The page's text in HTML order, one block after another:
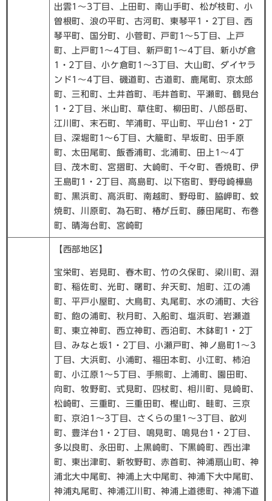
出雲1～3丁目、上田町、南山手町、松が枝町、小
曽根町、浪の平町、古河町、東琴平1・2丁目、西
琴平町、国分町、小菅町、戸町1～5丁目、上戸
町、上戸町1～4丁目、新戸町1～4丁目、新小が倉
1・2丁目、小ケ倉町1～3丁目、大山町、ダイヤラ
ンド1～4丁目、磯道町、古道町、鹿尾町、京太郎
町、三和町、土井首町、毛井首町、平瀬町、鶴見台
1・2丁目、米山町、草住町、柳田町、八郎岳町、
江川町、末石町、竿浦町、平山町、平山台1・2丁
目、深堀町1～6丁目、大籠町、早坂町、田手原
町、太田尾町、飯香浦町、北浦町、田上1～4丁
目、茂木町、宮摺町、大崎町、千々町、香焼町、伊
王島町1・2丁目、高島町、以下宿町、野母崎樺島
町、黒浜町、高浜町、南越町、野母町、脇岬町、蚊
焼町、川原町、為石町、椿が丘町、藤田尾町、布巻
町、晴海台町、宮崎町
【西部地区】
宝栄町、岩見町、春木町、竹の久保町、梁川町、淵
町、稲佐町、光町、曙町、弁天町、旭町、江の浦
町、平戸小屋町、大鳥町、丸尾町、水の浦町、大谷
町、飽の浦町、秋月町、入船町、塩浜町、岩瀬道
町、東立神町、西立神町、西泊町、木鉢町1・2丁
目、みなと坂1・2丁目、小瀬戸町、神ノ島町1～3
丁目、大浜町、小浦町、福田本町、小江町、柿泊
町、小江原1～5丁目、手熊町、上浦町、園田町、
向町、牧野町、式見町、四杖町、相川町、見崎町、
松崎町、三重町、三重田町、樫山町、畦町、三京
町、京泊1～3丁目、さくらの里1～3丁目、畝刈
町、豊洋台1・2丁目、鳴見町、鳴見台1・2丁目、
多以良町、永田町、上黒崎町、下黒崎町、西出津
町、東出津町、新牧野町、赤首町、神浦扇山町、神
浦北大中尾町、神浦上大中尾町、神浦下大中尾町、
神浦丸尾町、神浦江川町、神浦上道徳町、神浦下道